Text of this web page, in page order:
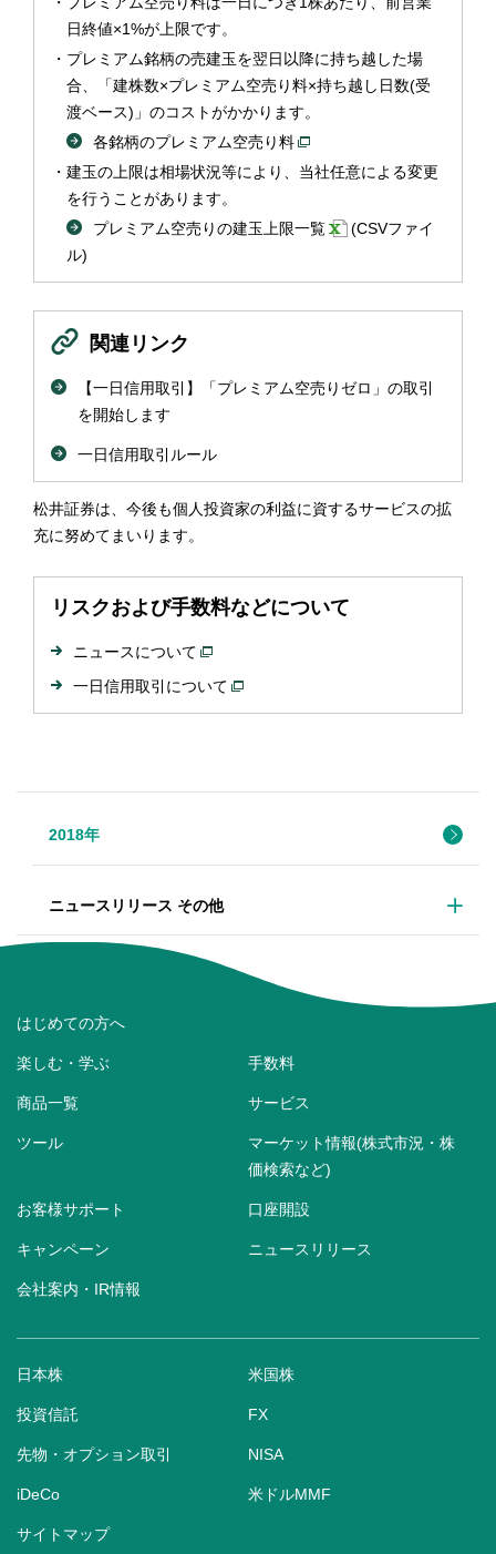
日終値×1%が上限です。
プレミアム銘柄の売建玉を翌日以降に持ち越した場
合、「建株数×プレミアム空売り料×持ち越し日数(受
渡ベース)」のコストがかかります。
各銘柄のプレミアム空売り料
建玉の上限は相場状況等により、当社任意による変更
を行うことがあります。
プレミアム空売りの建玉上限一覧
(CSVファイ
ル)
関連リンク
【一日信用取引】「プレミアム空売りゼロ」の取引
を開始します
一日信用取引ルール
松井証券は、今後も個人投資家の利益に資するサービスの拡
充に努めてまいります。
リスクおよび手数料などについて
ニュースについて
一日信用取引について
2018年
ニュースリリース その他
はじめての方へ
楽しむ・学ぶ 手数料
商品一覧 サービス
ツール
マーケット情報(株式市況・株
価検索など)
お客様サポート 口座開設
キャンペーン ニュースリリース
会社案内・IR情報
日本株 米国株
投資信託 FX
先物・オプション取引 NISA
iDeCo 米ドルMMF
サイトマップ